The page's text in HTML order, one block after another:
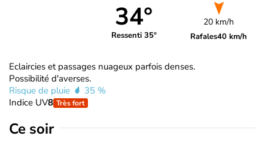
34°
Ressenti 35°
20 km/h
Rafales40 km/h
Eclaircies et passages nuageux parfois denses.
Possibilité d'averses.
Risque de pluie
35 %
Indice UV8 Très fort
Ce soir